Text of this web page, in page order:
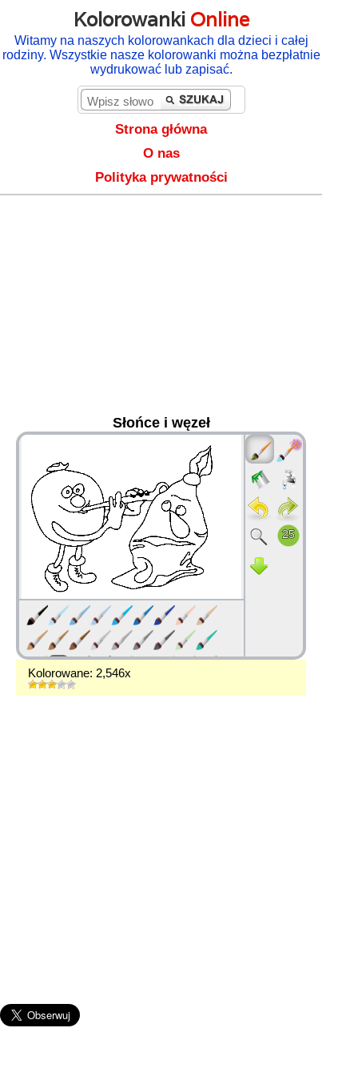
Kolorowanki Online
Witamy na naszych kolorowankach dla dzieci i całej
rodziny. Wszystkie nasze kolorowanki można bezpłatnie
wydrukować lub zapisać.
Strona główna
O nas
Polityka prywatności
Słońce i węzeł
Kolorowane: 2,546x